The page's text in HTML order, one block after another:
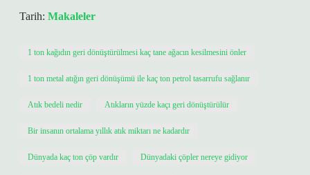
Tarih: Makaleler
1 ton kağıdın geri dönüştürülmesi kaç tane ağacın kesilmesini önler
1 ton metal atığın geri dönüşümü ile kaç ton petrol tasarrufu sağlanır
Atık bedeli nedir Atıkların yüzde kaçı geri dönüştürülür
Bir insanın ortalama yıllık atık miktarı ne kadardır
Dünyada kaç ton çöp vardır Dünyadaki çöpler nereye gidiyor